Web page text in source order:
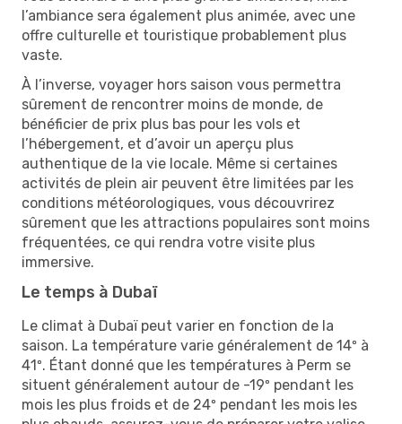
l’ambiance sera également plus animée, avec une
offre culturelle et touristique probablement plus
vaste.
À l’inverse, voyager hors saison vous permettra
sûrement de rencontrer moins de monde, de
bénéficier de prix plus bas pour les vols et
l’hébergement, et d’avoir un aperçu plus
authentique de la vie locale. Même si certaines
activités de plein air peuvent être limitées par les
conditions météorologiques, vous découvrirez
sûrement que les attractions populaires sont moins
fréquentées, ce qui rendra votre visite plus
immersive.
Le temps à Dubaï
Le climat à Dubaï peut varier en fonction de la
saison. La température varie généralement de 14º à
41º. Étant donné que les températures à Perm se
situent généralement autour de -19º pendant les
mois les plus froids et de 24º pendant les mois les